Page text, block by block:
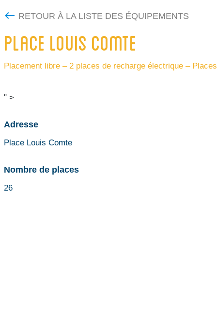
RETOUR À LA LISTE DES ÉQUIPEMENTS
PLACE LOUIS COMTE
Placement libre – 2 places de recharge électrique –
" >
Adresse
Place Louis Comte
Nombre de places
26